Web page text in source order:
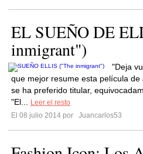
EL SUEÑO DE
inmigrant")
"Deja
que mejor resume esta película
se ha preferido titular,
"El...
Leer el resto
El 08 julio 2014 por
Juancarlos53